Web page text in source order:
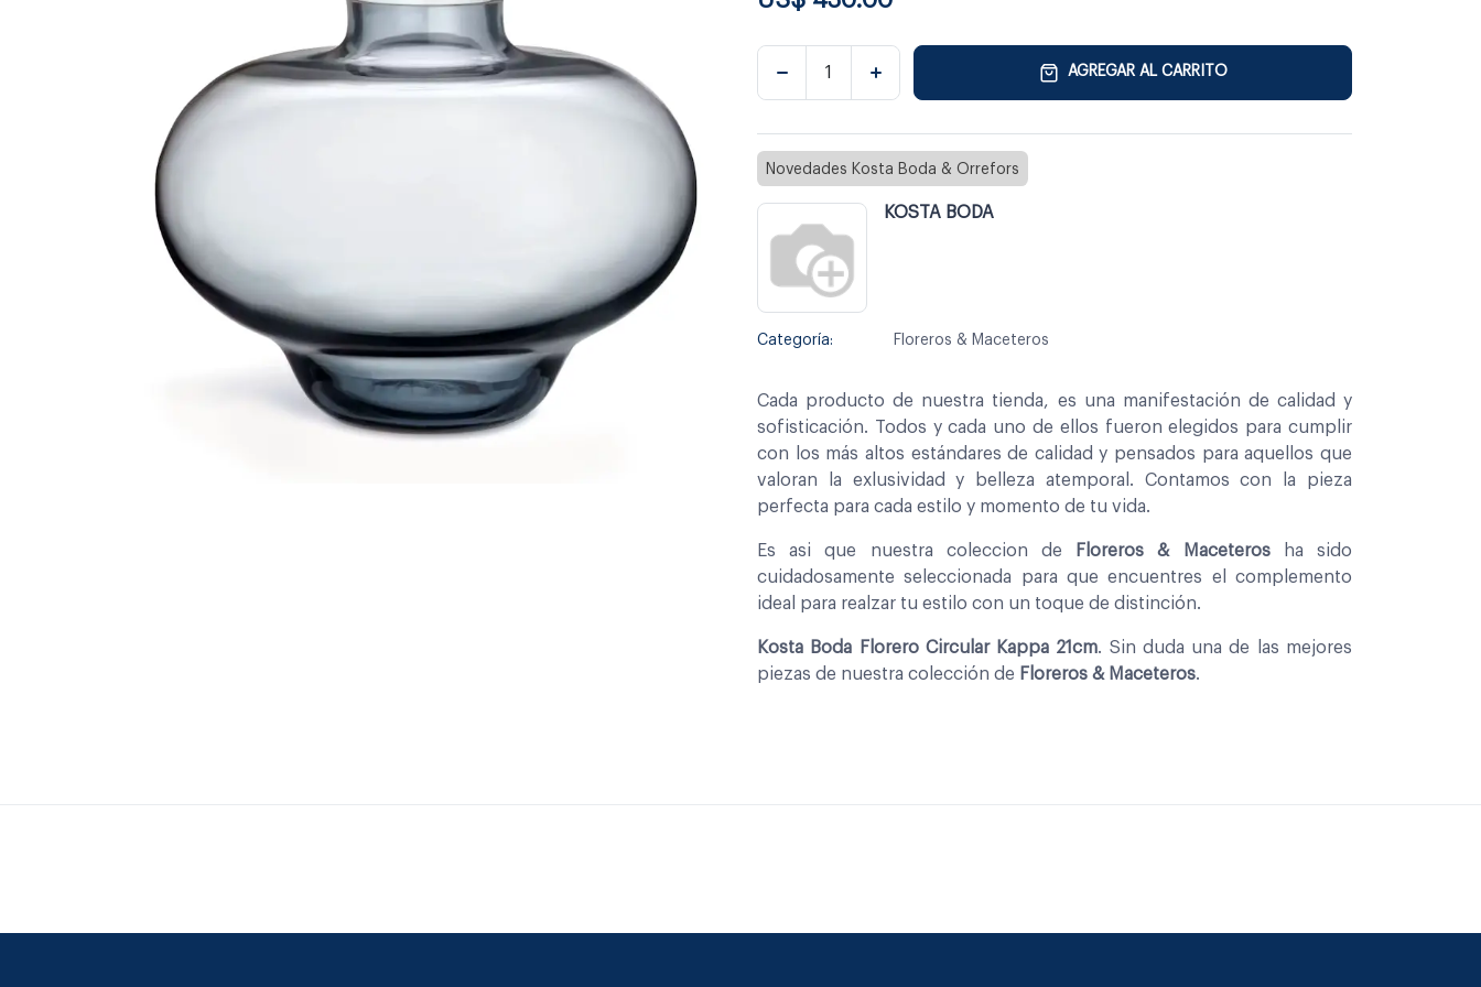
AGREGAR AL CARRITO
Novedades Kosta Boda & Orrefors
KOSTA BODA
Categoría: Floreros & Maceteros
Cada producto de nuestra tienda, es una manifestación de calidad y
sofisticación. Todos y cada uno de ellos fueron elegidos para cumplir
con los más altos estándares de calidad y pensados para aquellos que
valoran la exlusividad y belleza atemporal. Contamos con la pieza
perfecta para cada estilo y momento de tu vida.
Es asi que nuestra coleccion de Floreros & Maceterosha sido
cuidadosamente seleccionada para que encuentres el complemento
ideal para realzar tu estilo con un toque de distinción.
Kosta Boda Florero Circular Kappa 21cm. Sin duda una de las mejores
piezas de nuestra colección de Floreros & Maceteros.